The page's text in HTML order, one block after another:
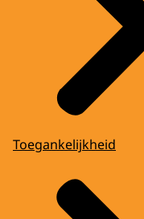
Toegankelijkheid